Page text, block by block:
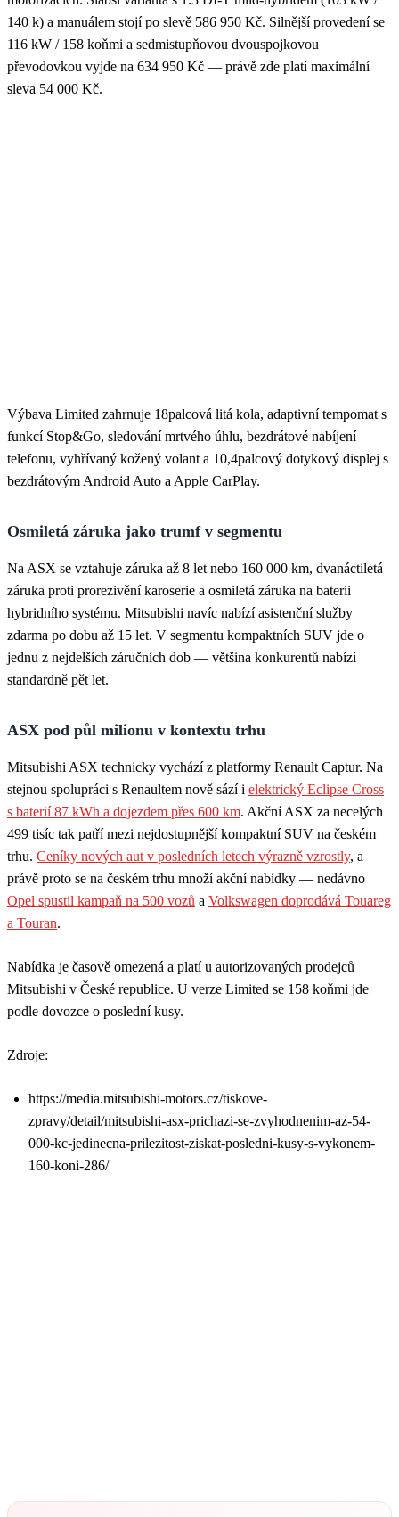
140 k) a manuálem stojí po slevě 586 950 Kč. Silnější provedení se
116 kW / 158 koňmi a sedmistupňovou dvouspojkovou
převodovkou vyjde na 634 950 Kč — právě zde platí maximální
sleva 54 000 Kč.
Výbava Limited zahrnuje 18palcová litá kola, adaptivní tempomat s
funkcí Stop&Go, sledování mrtvého úhlu, bezdrátové nabíjení
telefonu, vyhřívaný kožený volant a 10,4palcový dotykový displej s
bezdrátovým Android Auto a Apple CarPlay.
Osmiletá záruka jako trumf v segmentu
Na ASX se vztahuje záruka až 8 let nebo 160 000 km, dvanáctiletá
záruka proti prorezivění karoserie a osmiletá záruka na baterii
hybridního systému. Mitsubishi navíc nabízí asistenční služby
zdarma po dobu až 15 let. V segmentu kompaktních SUV jde o
jednu z nejdelších záručních dob — většina konkurentů nabízí
standardně pět let.
ASX pod půl milionu v kontextu trhu
Mitsubishi ASX technicky vychází z platformy Renault Captur. Na
stejnou spolupráci s Renaultem nově sází i elektrický Eclipse Cross
s baterií 87 kWh a dojezdem přes 600 km. Akční ASX za necelých
499 tisíc tak patří mezi nejdostupnější kompaktní SUV na českém
trhu. Ceníky nových aut v posledních letech výrazně vzrostly, a
právě proto se na českém trhu množí akční nabídky — nedávno
Opel spustil kampaň na 500 vozů a Volkswagen doprodává Touareg
a Touran.
Nabídka je časově omezená a platí u autorizovaných prodejců
Mitsubishi v České republice. U verze Limited se 158 koňmi jde
podle dovozce o poslední kusy.
Zdroje:
https://media.mitsubishi-motors.cz/tiskove-
zpravy/detail/mitsubishi-asx-prichazi-se-zvyhodnenim-az-54-
000-kc-jedinecna-prilezitost-ziskat-posledni-kusy-s-vykonem-
160-koni-286/